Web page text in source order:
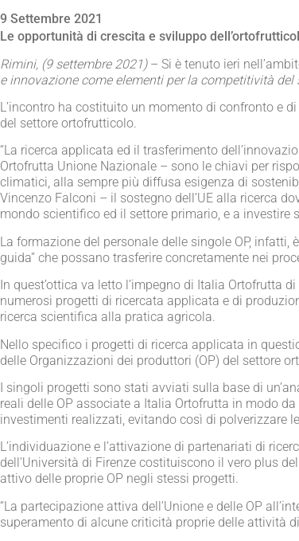
9 Settembre 2021
Le opportunità di crescita e sviluppo
Rimini, (9 settembre 2021)– Si è tenuto ieri
e innovazione come elementi per la competitività
L’incontro ha costituito un momento di confronto e
del settore ortofrutticolo.
“La ricerca applicata ed il trasferimento
Ortofrutta Unione Nazionale – sono le chiavi per
climatici, alla sempre più diffusa esigenza di
Vincenzo Falconi – il sostegno dell’UE alla ricerca
mondo scientifico ed il settore primario, e a investire
La formazione del personale delle singole OP,
guida” che possano trasferire concretamente nei
In quest’ottica va letto l’impegno di Italia Ortofrutta
numerosi progetti di ricercata applicata e di
ricerca scientifica alla pratica agricola.
Nello specifico i progetti di ricerca applicata in
delle Organizzazioni dei produttori (OP) del settore
I singoli progetti sono stati avviati sulla base di
reali delle OP associate a Italia Ortofrutta in modo
investimenti realizzati, evitando così di polverizzare
L’individuazione e l’attivazione di partenariati di
dell’Università di Firenze costituiscono il vero plus
attivo delle proprie OP negli stessi progetti.
“La partecipazione attiva dell’Unione e delle OP
superamento di alcune criticità proprie delle attività